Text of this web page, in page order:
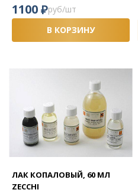
1100₽руб/шт
В КОРЗИНУ
ЛАК КОПАЛОВЫЙ, 60 МЛ
ZECCHI